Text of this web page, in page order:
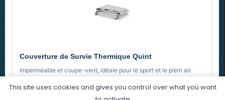
Couverture de Survie Thermique Quint
Imperméable et coupe-vent, idéale pour le sport et le plein air.
PET argenté Économique
equipe@promenoch-goodies.com
NOTRE SOCIÉTÉ
This site uses cookies and gives you control over what you want